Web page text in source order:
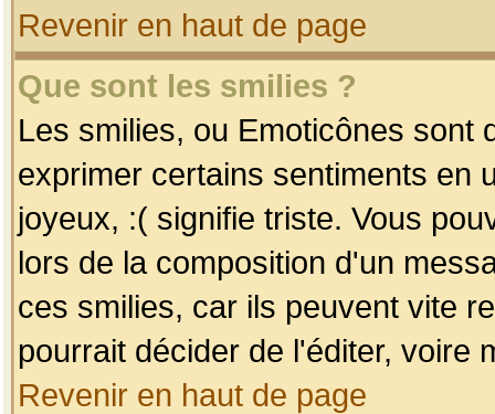
Revenir en haut de page
Que sont les smilies ?
Les smilies, ou Emoticônes sont
exprimer certains sentiments en
joyeux, :( signifie triste. Vous
lors de la composition d'un
ces smilies, car ils peuvent vite
pourrait décider de l'éditer, voire
Revenir en haut de page